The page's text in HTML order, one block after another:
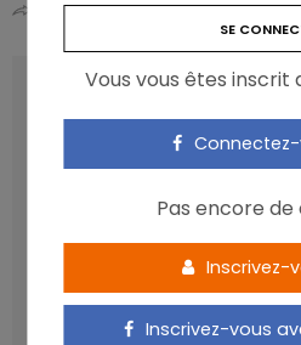
0
RECENT POSTS
Les anthocyanines bénéfiques
Manger sucré augmente-t-il
Un microbiote sain, c’est bien,
Poisson, contaminants et
recommandations ?
Vous vous êtes inscrit
Pas encore
Inscrivez-
Inscrivez-vous